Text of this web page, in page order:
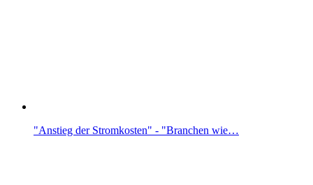
"Anstieg der Stromkosten" - "Branchen wie…